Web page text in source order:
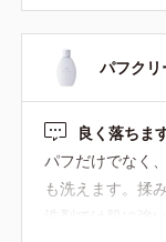
パフク
良く落ちま
パフだけでなく
も洗えます。揉